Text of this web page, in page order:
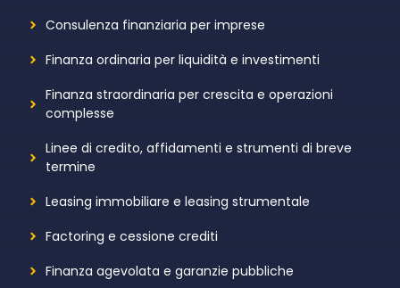
Consulenza finanziaria per imprese
Finanza ordinaria per liquidità e investimenti
Finanza straordinaria per crescita e operazioni
complesse
Linee di credito, affidamenti e strumenti di breve
termine
Leasing immobiliare e leasing strumentale
Factoring e cessione crediti
Finanza agevolata e garanzie pubbliche